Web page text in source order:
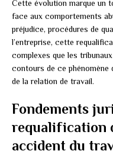
Cette évolution marque un
face aux comportements
préjudice, procédures de
l’entreprise, cette
complexes que les
contours de ce phénomène
de la relation de travail.
Fondements
requalification
accident du